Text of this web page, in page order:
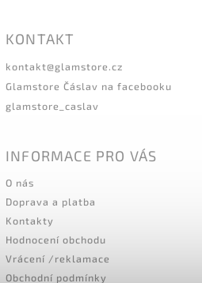
KONTAKT
kontakt@glamstore.cz
Glamstore Čáslav na facebooku
glamstore_caslav
INFORMACE PRO VÁS
O nás
Doprava a platba
Kontakty
Hodnocení obchodu
Vrácení /reklamace
Obchodní podmínky